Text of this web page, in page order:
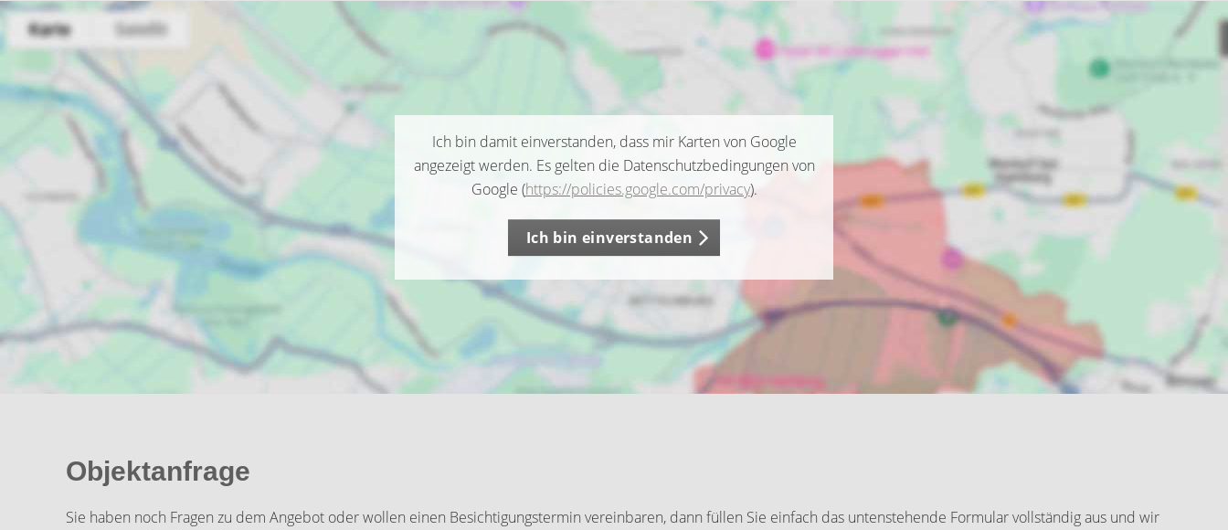
Ich bin damit einverstanden, dass mir Karten von Google
angezeigt werden. Es gelten die Datenschutzbedingungen von
Google (https://policies.google.com/privacy).
Ich bin einverstanden
Objektanfrage
Sie haben noch Fragen zu dem Angebot oder wollen einen Besichtigungstermin vereinbaren, dann füllen Sie einfach das untenstehende Formular vollständig aus und wir